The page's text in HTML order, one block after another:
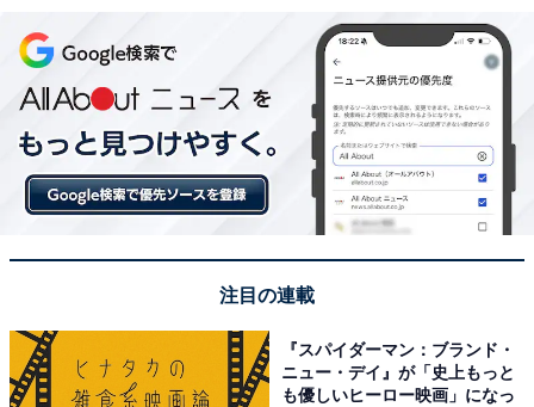
注目の連載
『スパイダーマン：ブランド・
ニュー・デイ』が「史上もっと
も優しいヒーロー映画」になっ